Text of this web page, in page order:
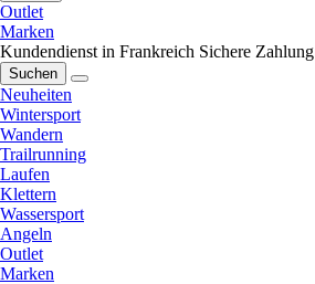
Outlet
Marken
Kundendienst in Frankreich Sichere Zahlung
Suchen
Neuheiten
Wintersport
Wandern
Trailrunning
Laufen
Klettern
Wassersport
Angeln
Outlet
Marken